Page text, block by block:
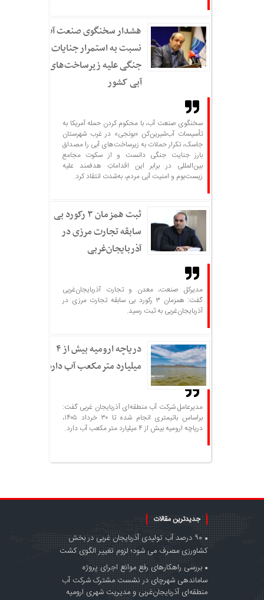
هشدار سخنگوی صنعت آب
نسبت به استمرار جنایات
جنگی علیه زیرساخت‌های
آبی کشور
سخنگوی صنعت آب، با محکوم کردن حمله آمریکا به
تأسیسات آب‌شیرین‌کن «بونجی» در غرب شهرستان
جاسک، تکرار حملات به زیرساخت‌های آبی را مصداق
بارز جنایت جنگی دانست و از سکوت مجامع
بین‌المللی در برابر این اقداماتِ هدفمند علیه
زیست‌بوم و امنیت آبی مردم، به‌شدت انتقاد کرد.
ثبت همزمان ۳ رکورد بی
سابقه تجارت مرزی در
آذربایجان‌غربی
مدیرکل صنعت، معدن و تجارت آذربایجان‌غربی
گفت: همزمان ۳ رکورد بی سابقه تجارت مرزی در
آذربایجان‌غربی به ثبت رسید.
دریاچه ارومیه بیش از ۴
میلیارد مترمکعب آب دارد
مدیرعامل شرکت آب منطقه‌ای آذربایجان غربی گفت:
براساس باتیمتری انجام شده تا ۳۰ خرداد ۱۴۰۵،
دریاچه ارومیه بیش از ۴ میلیارد متر مکعب آب دارد.
جدیدترین مقالات
۹۰ درصد آب تولیدی آذربایجان غربی در بخش
کشاورزی مصرف می شود؛ لزوم تغییر الگوی کشت
بررسی راهکارهای رفع موانع اجرای پروژه
ساماندهی شهرچای در نشست مشترک شرکت آب
منطقه‌ای آذربایجان‌غربی و مدیریت شهری ارومیه